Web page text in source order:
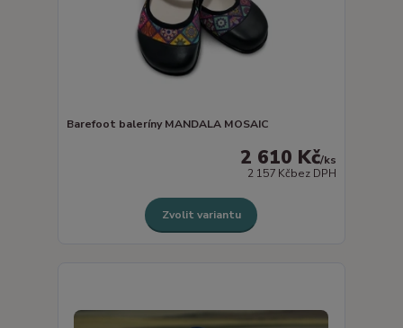
Barefoot baleríny MANDALA MOSAIC
2 610 Kč/ks
2 157 Kčbez DPH
Zvolit variantu